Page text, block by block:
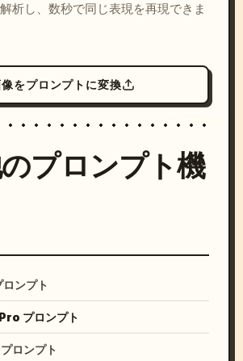
析し、数秒で同じ表現を再現できま
をプロンプトに変換
プロンプト機
ンプト
プロンプト
ロンプト